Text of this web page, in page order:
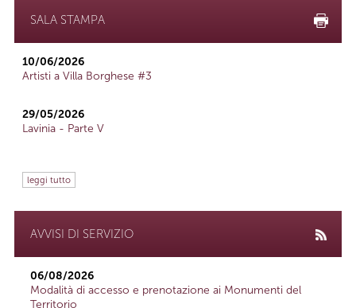
SALA STAMPA
10/06/2026
Artisti a Villa Borghese #3
29/05/2026
Lavinia - Parte V
leggi tutto
AVVISI DI SERVIZIO
06/08/2026
Modalità di accesso e prenotazione ai Monumenti del
Territorio